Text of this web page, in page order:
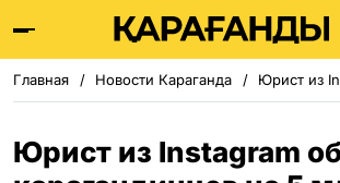
Главная Новости Караганда Юрист из Instagram
Юрист из Instagram